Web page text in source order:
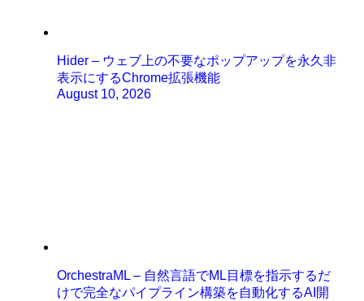
Hider – ウェブ上の不要なポップアップを永久非
表示にするChrome拡張機能
August 10, 2026
OrchestraML – 自然言語でML目標を指示するだ
けで完全なパイプライン構築を自動化するAI開